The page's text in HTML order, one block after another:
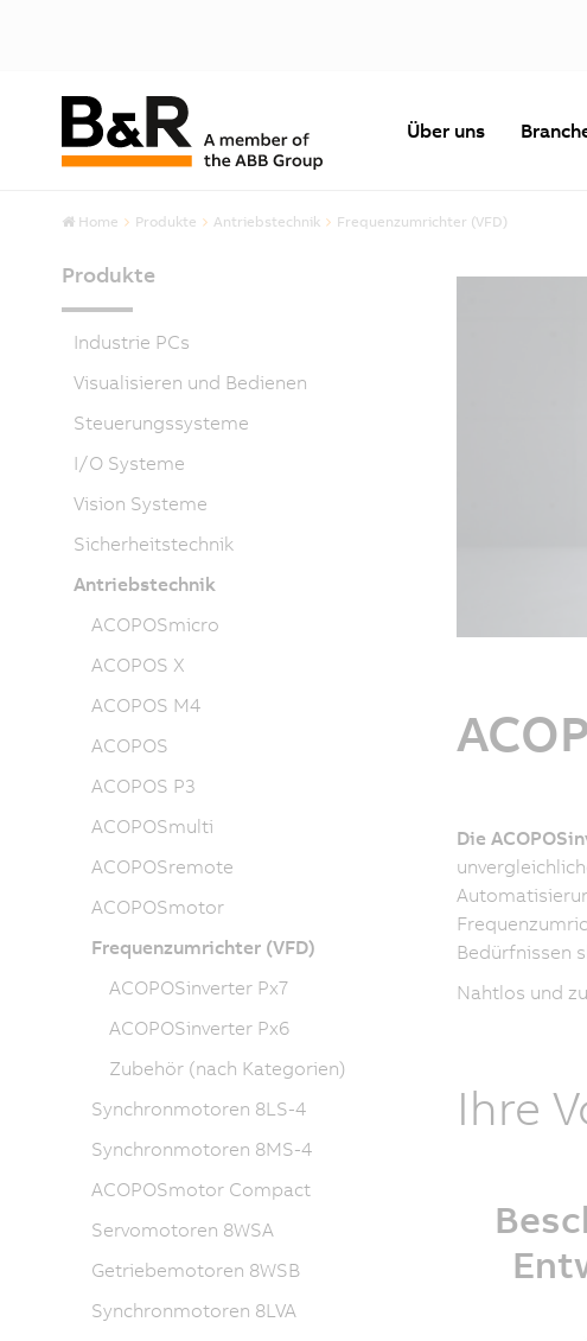
Über uns
Home Produkte Antriebstechnik Frequenzumrichter (VFD)
Die
Bedürfnissen
Nahtlos und
Ihre
Produkte
Industrie PCs
Visualisieren und Bedienen
Steuerungssysteme
I/O Systeme
Vision Systeme
Sicherheitstechnik
Antriebstechnik
ACOPOSmicro
ACOPOS X
ACOPOS M4
ACOPOS
ACOPOS P3
ACOPOSmulti
ACOPOSremote
ACOPOSmotor
Frequenzumrichter (VFD)
ACOPOSinverter Px7
ACOPOSinverter Px6
Zubehör (nach Kategorien)
Synchronmotoren 8LS-4
Synchronmotoren 8MS-4
ACOPOSmotor Compact
Servomotoren 8WSA
Getriebemotoren 8WSB
Synchronmotoren 8LVA